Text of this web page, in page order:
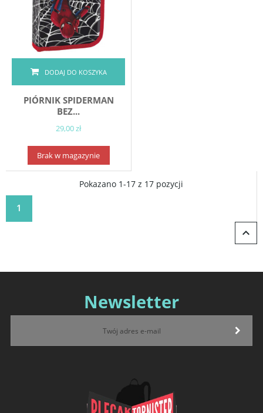
DODAJ DO KOSZYKA
PIÓRNIK SPIDERMAN
BEZ...
29,00 zł
Brak w magazynie
Pokazano 1-17 z 17 pozycji
1

Newsletter